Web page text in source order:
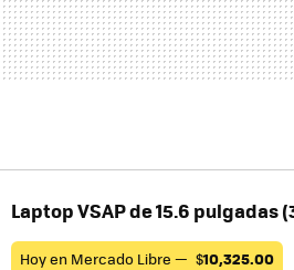
Laptop VSAP de 15.6 pulgadas
Hoy en Mercado Libre — $10,325.00